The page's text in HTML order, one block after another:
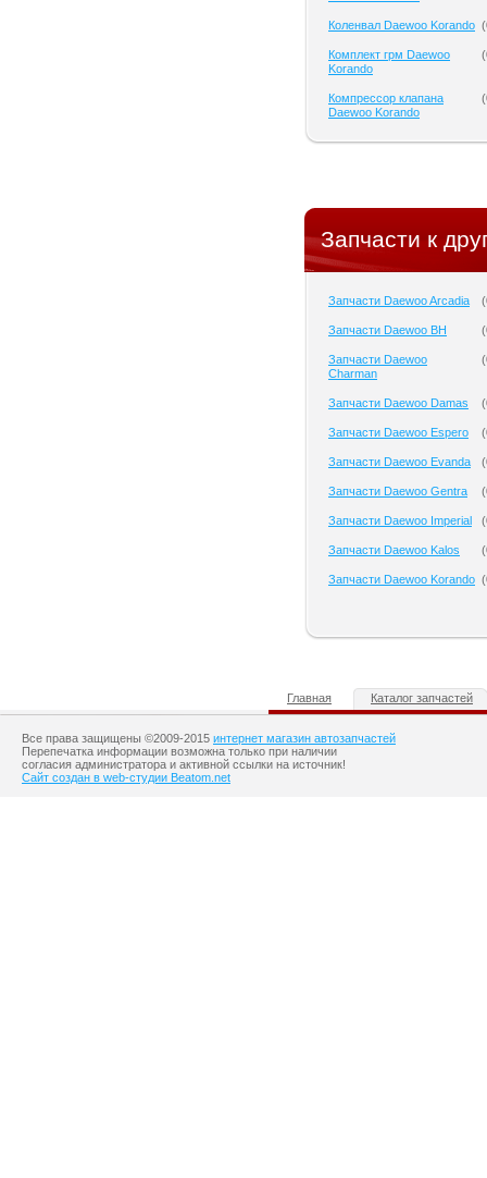
Коленвал Daewoo Korando (
Комплект грм Daewoo
Korando
(
Компрессор клапана
Daewoo Korando
(
Запчасти к
Запчасти Daewoo Arcadia (
Запчасти Daewoo BH (
Запчасти Daewoo
Charman
(
Запчасти Daewoo Damas (
Запчасти Daewoo Espero (
Запчасти Daewoo Evanda (
Запчасти Daewoo Gentra (
Запчасти Daewoo Imperial (
Запчасти Daewoo Kalos (
Запчасти Daewoo Korando (
Главная Каталог запчастей
Все права защищены ©2009-2015 интернет магазин автозапчастей
Перепечатка информации возможна только при наличии
согласия администратора и активной ссылки на источник!
Сайт создан в web-студии Beatom.net